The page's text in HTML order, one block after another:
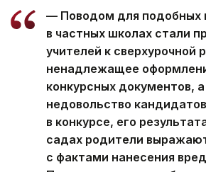
— Поводом для подобных
в частных школах стали
учителей к сверхурочной
ненадлежащее
конкурсных документов,
недовольство
в конкурсе, его
садах родители
с фактами нанесения